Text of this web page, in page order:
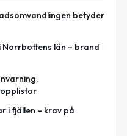
betyder
Norrbottens län – brand
i fjällen – krav på